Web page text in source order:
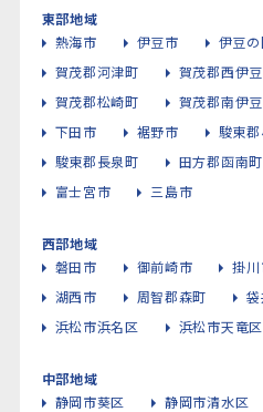
東部地域
熱海市
伊豆市 伊豆
賀茂郡河津町
賀茂郡西伊
賀茂郡松崎町
賀茂郡南伊
下田市
裾野市 駿東
駿東郡長泉町
田方郡函南町
富士宮市
三島市
西部地域
磐田市
御前崎市 掛
湖西市
周智郡森町
浜松市浜名区
浜松市天竜区
中部地域
静岡市葵区
静岡市清水区